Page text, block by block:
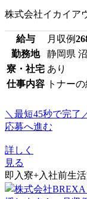
株式会社イカイア
給与 月収例
勤務地
静岡県
寮・社宅 あり
仕事内容 トナー
＼最短45秒で完了
応募へ進む
詳しく
見る
即入寮+入社前生